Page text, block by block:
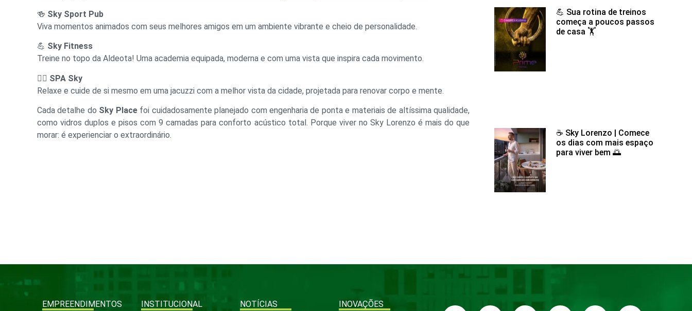
🍻 Sky Sport Pub
Viva momentos animados com seus melhores amigos em um ambiente vibrante e cheio de personalidade.
💪 Sky Fitness
Treine no topo da Aldeota! Uma academia equipada, moderna e com uma vista que inspira cada movimento.
💆‍♀️ SPA Sky
Relaxe e cuide de si mesmo em uma jacuzzi com a melhor vista da cidade, projetada para renovar corpo e mente.
Cada detalhe do Sky Placefoi cuidadosamente planejado com engenharia de ponta e materiais de altíssima qualidade,
como vidros duplos e pisos com 9 camadas para conforto acústico total. Porque viver no Sky Lorenzo é mais do que
morar: é experienciar o extraordinário.
💪 Sua rotina de treinos
começa a poucos passos
de casa 🏋️
☕ Sky Lorenzo | Comece
os dias com mais espaço
para viver bem 🌅
EMPREENDIMENTOS INSTITUCIONAL NOTÍCIAS INOVAÇÕES